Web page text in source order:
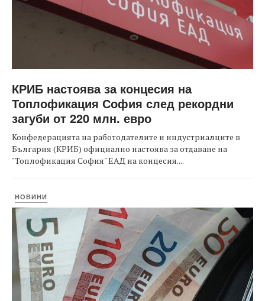
КРИБ настоява за концесия на
Топлофикация София след рекордни
загуби от 220 млн. евро
Конфедерацията на работодателите и индустриалците в
България (КРИБ) официално настоява за отдаване на
"Топлофикация София" ЕАД на концесия....
НОВИНИ